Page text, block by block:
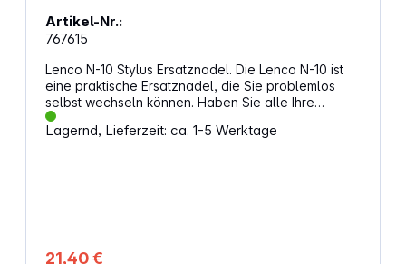
Artikel-Nr.:
767615
Lenco N-10 Stylus Ersatznadel. Die Lenco N-10 ist
eine praktische Ersatznadel, die Sie problemlos
selbst wechseln können. Haben Sie alle Ihre
Lieblingsplatten schon hunderte Male abgespielt
und ist die Nadel abgenutzt? Mit der Lenco N-10
10, TT-13, TT-110, TT-115, TT-120, TT-27, TT-28, TT-
Lagernd, Lieferzeit: ca. 1-5 Werktage
21,40 €